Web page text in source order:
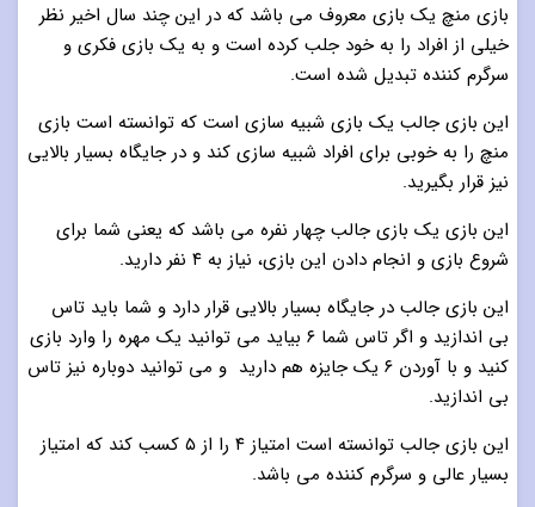
بازی منچ یک بازی معروف می باشد که در این چند سال اخیر نظر
خیلی از افراد را به خود جلب کرده است و به یک بازی فکری و
سرگرم کننده تبدیل شده است.
این بازی جالب یک بازی شبیه سازی است که توانسته است بازی
منچ را به خوبی برای افراد شبیه سازی کند و در جایگاه بسیار بالایی
نیز قرار بگیرید.
این بازی یک بازی جالب چهار نفره می باشد که یعنی شما برای
شروع بازی و انجام دادن این بازی، نیاز به ۴ نفر دارید.
این بازی جالب در جایگاه بسیار بالایی قرار دارد و شما باید تاس
بی اندازید و اگر تاس شما ۶ بیاید می توانید یک مهره را وارد بازی
کنید و با آوردن ۶ یک جایزه هم دارید و می توانید دوباره نیز تاس
بی اندازید.
این بازی جالب توانسته است امتیاز ۴ را از ۵ کسب کند که امتیاز
بسیار عالی و سرگرم کننده می باشد.